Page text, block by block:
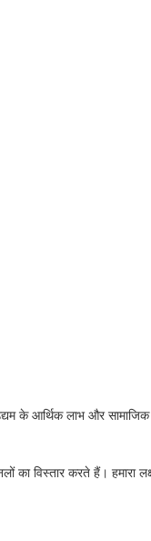
के आर्थिक लाभ और
विस्तार करते हैं। हमारा